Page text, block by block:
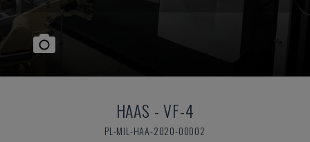
HAAS -VF-4
PL-MIL-HAA-2020-00002